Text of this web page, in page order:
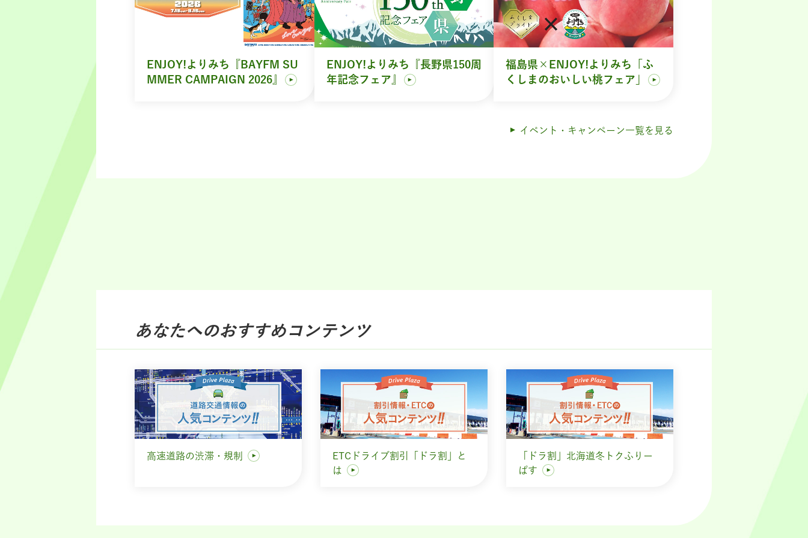
ENJOY!よりみち『BAYFM SU
MMER CAMPAIGN 2026』
ENJOY!よりみち『長野県150周
年記念フェア』
福島県×ENJOY!よりみち「ふ
くしまのおいしい桃フェア」
イベント・キャンペーン一覧を見る
あなたへのおすすめコンテンツ
高速道路の渋滞・規制
ETCドライブ割引「ドラ割」と
は
「ドラ割」北海道冬トクふりー
ぱす